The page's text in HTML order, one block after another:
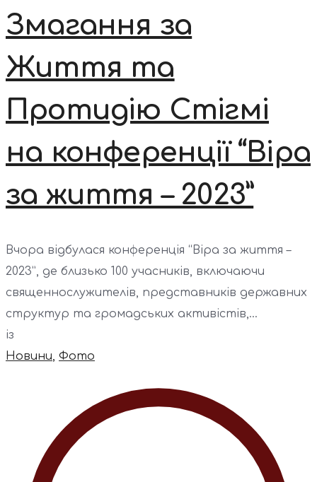
Змагання за
Життя та
Протидію Стігмі
на конференції “Віра
за життя – 2023”
Вчора відбулася конференція “Віра за життя –
2023”, де близько 100 учасників, включаючи
священнослужителів, представників державних
структур та громадських активістів,...
із
Новини, Фото